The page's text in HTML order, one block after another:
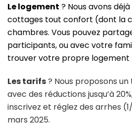
Le logement ? Nous avons
cottages tout confort (dont la
chambres. Vous pouvez
participants, ou avec votre
trouver votre propre logement
Les tarifs? Nous proposons un
avec des réductions jusqu’à
inscrivez et réglez des arrhes
mars 2025.